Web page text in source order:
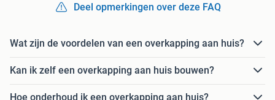
Deel opmerkingen over deze FAQ
Wat zijn de voordelen van een overkapping aan huis?
Kan ik zelf een overkapping aan huis bouwen?
Hoe onderhoud ik een overkapping aan huis?